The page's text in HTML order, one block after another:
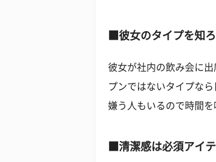
■彼女のタイプを知
彼女が社内の飲み会に
プンではないタイプな
嫌う人もいるので時間
■清潔感は必須アイ